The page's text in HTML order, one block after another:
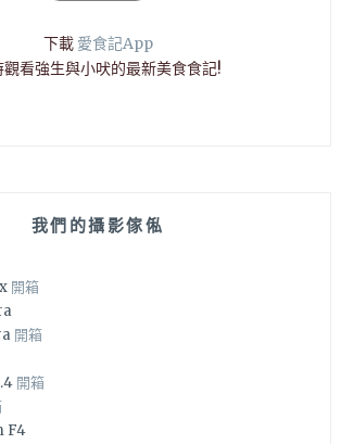
下載 愛食記App
觀看強生與小吠的最新美食食記!
我們的攝影傢俬
開箱
開箱
開箱
F4